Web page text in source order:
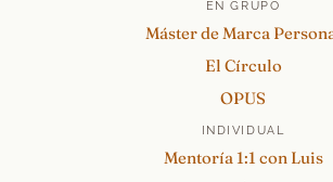
EN GRUPO
Máster de Marca
El Círculo
OPUS
INDIVIDUAL
Mentoría 1:1 con Luis